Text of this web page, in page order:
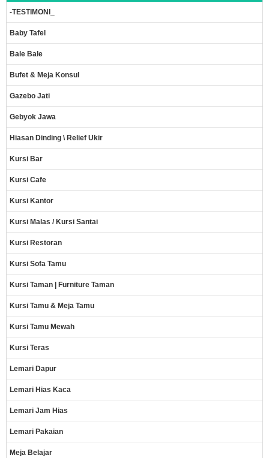
-TESTIMONI_
Baby Tafel
Bale Bale
Bufet & Meja Konsul
Gazebo Jati
Gebyok Jawa
Hiasan Dinding \ Relief Ukir
Kursi Bar
Kursi Cafe
Kursi Kantor
Kursi Malas / Kursi Santai
Kursi Restoran
Kursi Sofa Tamu
Kursi Taman | Furniture Taman
Kursi Tamu & Meja Tamu
Kursi Tamu Mewah
Kursi Teras
Lemari Dapur
Lemari Hias Kaca
Lemari Jam Hias
Lemari Pakaian
Meja Belajar